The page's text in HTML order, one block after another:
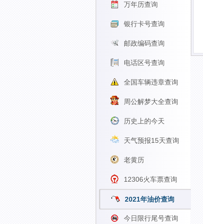
万年历查询
银行卡号查询
邮政编码查询
电话区号查询
全国车辆违章查询
周公解梦大全查询
历史上的今天
天气预报15天查询
老黄历
12306火车票查询
2021年油价查询
今日限行尾号查询